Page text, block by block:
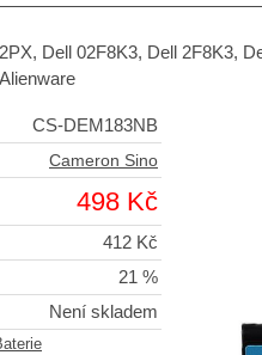
Dell 02F8K3, Dell 2F8K3,
CS-DEM183NB
Cameron Sino
498 Kč
412 Kč
21 %
Není skladem